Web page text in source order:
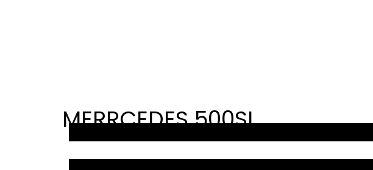
MERRCEDES 500SL